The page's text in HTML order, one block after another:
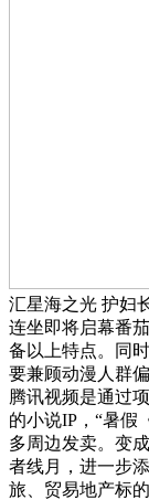
汇星海之光 护妇
连坐即将启幕番
备以上特点。同
要兼顾动漫人群
腾讯视频是通过
的小说IP，“暑假
多周边发卖。变
者线月，进一步
旅、贸易地产标